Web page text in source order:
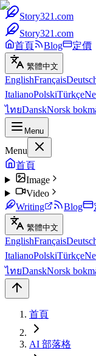
Story321.com
Story321.com
首頁
Blog 定價
繁體中文
EnglishFrançais
ItalianoPolskiTürkçe
ไทยDanskNorsk
Menu
Menu
首頁
Image
Video
Writing
Blog
繁體中文
EnglishFrançais
ItalianoPolskiTürkçe
ไทยDanskNorsk
首頁
AI 部落格